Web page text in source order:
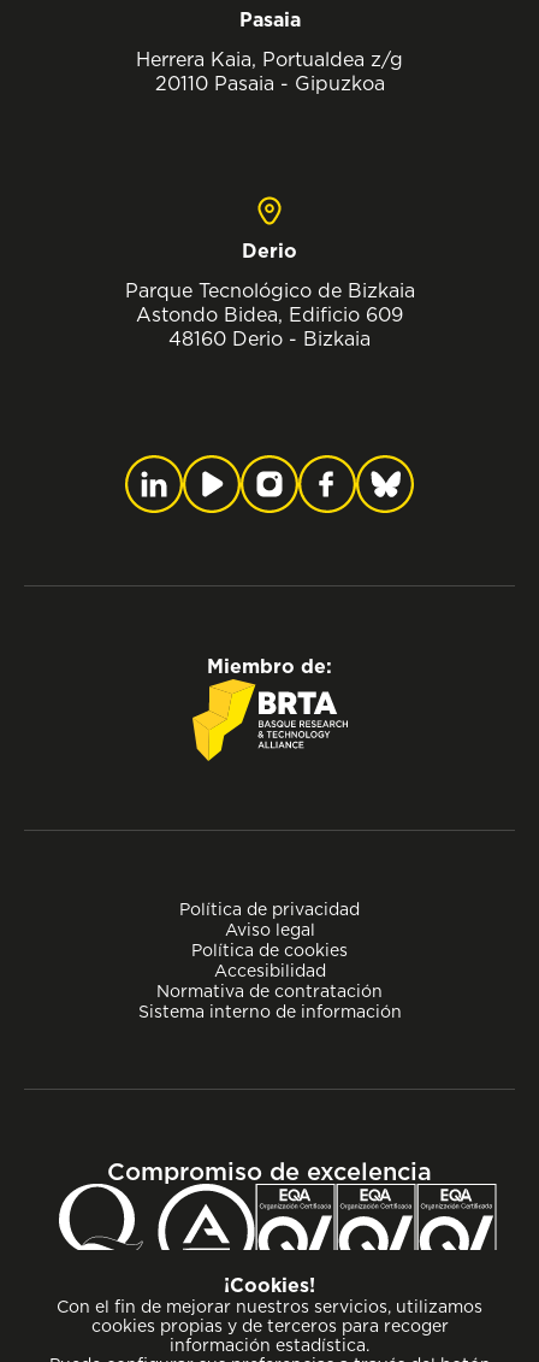
Pasaia
Herrera Kaia, Portualdea z/g
20110 Pasaia - Gipuzkoa
Derio
Parque Tecnológico de Bizkaia
Astondo Bidea, Edificio 609
48160 Derio - Bizkaia
Política de privacidad
Aviso legal
Política de cookies
Accesibilidad
Normativa de contratación
Sistema interno de información
Miembro de:
Compromiso de excelencia
¡Cookies!
Con el fin de mejorar nuestros servicios, utilizamos
cookies propias y de terceros para recoger
información estadística.